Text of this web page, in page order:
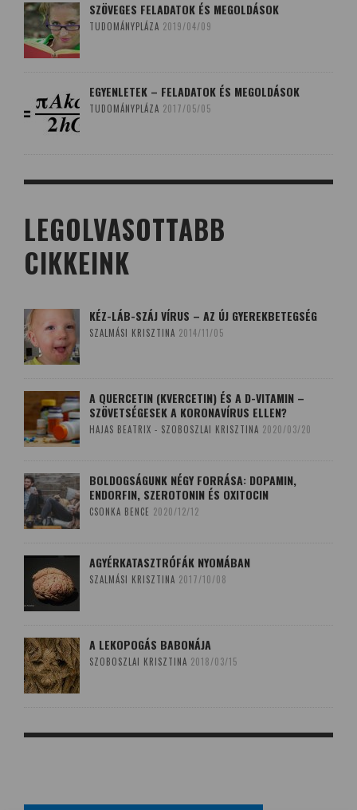
SZÖVEGES FELADATOK ÉS MEGOLDÁSOK
TUDOMÁNYPLÁZA 2019/04/09
EGYENLETEK – FELADATOK ÉS MEGOLDÁSOK
TUDOMÁNYPLÁZA 2017/05/05
LEGOLVASOTTABB
CIKKEINK
KÉZ-LÁB-SZÁJ VÍRUS – AZ ÚJ GYEREKBETEGSÉG
SZALMÁSI KRISZTINA 2014/11/05
A QUERCETIN (KVERCETIN) ÉS A D-VITAMIN –
SZÖVETSÉGESEK A KORONAVÍRUS ELLEN?
HAJAS BEATRIX - SZOBOSZLAI KRISZTINA 2020/03/20
BOLDOGSÁGUNK NÉGY FORRÁSA: DOPAMIN,
ENDORFIN, SZEROTONIN ÉS OXITOCIN
CSONKA BENCE 2020/12/12
AGYÉRKATASZTRÓFÁK NYOMÁBAN
SZALMÁSI KRISZTINA 2017/10/08
A LEKOPOGÁS BABONÁJA
SZOBOSZLAI KRISZTINA 2018/03/15